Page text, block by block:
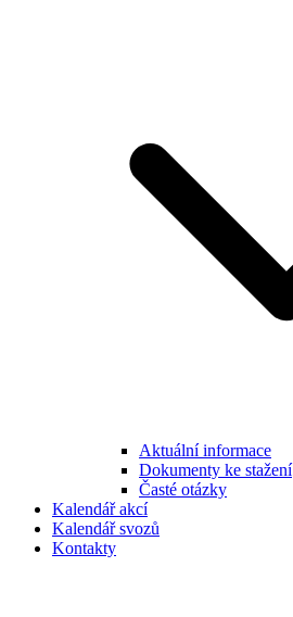
Aktuální informace
Dokumenty ke stažení
Časté otázky
Kalendář akcí
Kalendář svozů
Kontakty